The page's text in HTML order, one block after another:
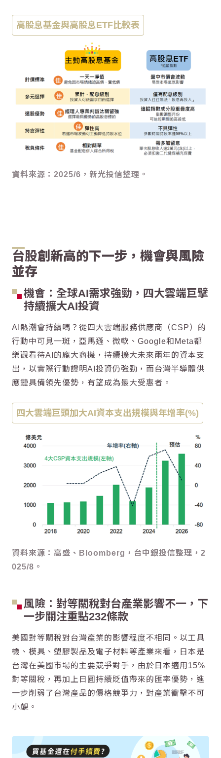
高股息基金與高股息ETF比較表
資料來源：2025/6，新光投信整理。
台股創新高的下一步，機會與風險
並存
機會：全球AI需求強勁，四大雲端巨擘
持續擴大AI投資
AI熱潮會持續嗎？從四大雲端服務供應商（CSP）的
行動中可見一斑，亞馬遜、微軟、Google和Meta都
樂觀看待AI的龐大商機，持續擴大未來兩年的資本支
出，以實際行動證明AI投資仍強勁，而台灣半導體供
應鏈具備領先優勢，有望成為最大受惠者。
四大雲端巨頭加大AI資本支出規模與年增率(%)
資料來源：高盛、Bloomberg，台中銀投信整理，2
025/8。
風險：對等關稅對台產業影響不一，下
一步關注重點232條款
美國對等關稅對台灣產業的影響程度不相同。以工具
機、模具、塑膠製品及電子材料等產業來看，日本是
台灣在美國市場的主要競爭對手，由於日本適用15%
對等關稅，再加上日圓持續貶值帶來的匯率優勢，進
一步削弱了台灣產品的價格競爭力，對產業衝擊不可
小覷。